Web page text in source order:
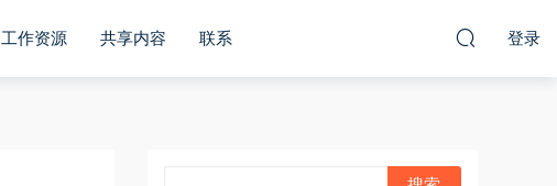
工作资源 共享内容 联系 登录